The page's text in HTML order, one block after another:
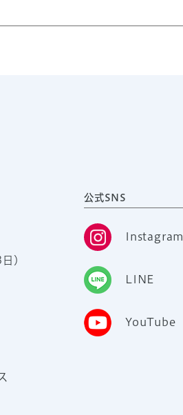
）
公式SNS
Instagram
LINE
YouTube